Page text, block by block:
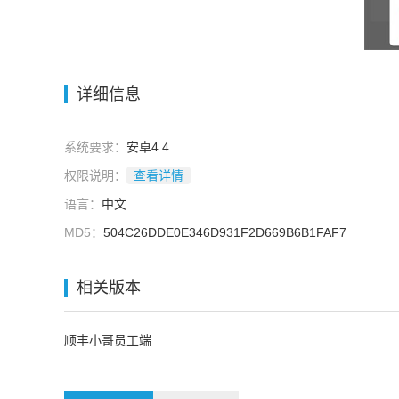
详细信息
系统要求： 安卓4.4
权限说明：
查看详情
语言： 中文
MD5： 504C26DDE0E346D931F2D669B6B1FAF7
相关版本
顺丰小哥员工端